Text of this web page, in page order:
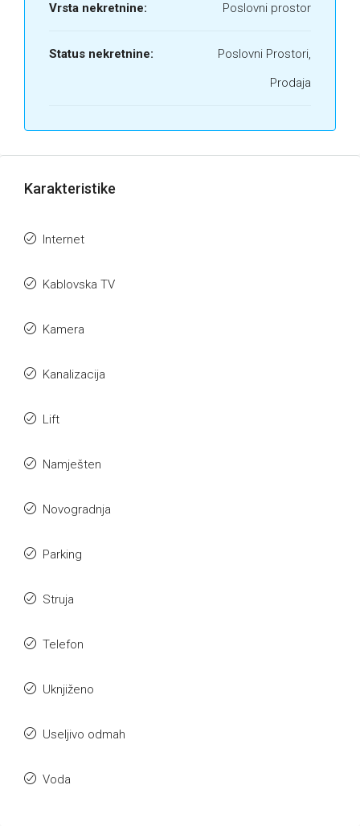
Vrsta nekretnine: Poslovni prostor
Status nekretnine:
Poslovni Prostori,
Prodaja
Karakteristike
Internet
Kablovska TV
Kamera
Kanalizacija
Lift
Namješten
Novogradnja
Parking
Struja
Telefon
Uknjiženo
Useljivo odmah
Voda